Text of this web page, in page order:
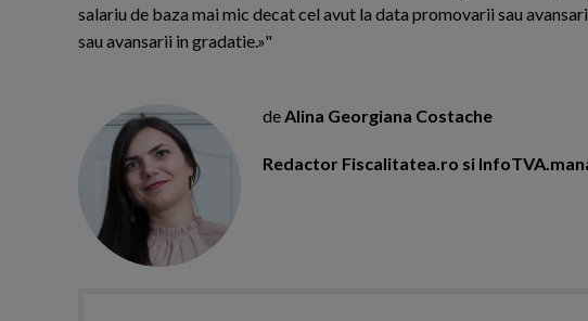
salariu de baza mai mic decat cel avut la data promovarii sau
sau avansarii in gradatie.»"
deAlina Georgiana Costache
Redactor Fiscalitatea.ro si